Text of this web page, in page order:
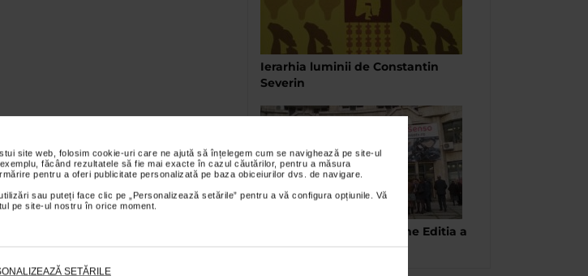
site web, folosim cookie-uri care ne ajută să înțelegem cum se navighează pe site-ul
făcând rezultatele să fie mai exacte în cazul căutărilor, pentru a măsura
pentru a oferi publicitate personalizată pe baza obiceiurilor dvs. de navigare.
sau puteți face clic pe „Personalizează setările” pentru a vă configura opțiunile. Vă
pe site-ul nostru în orice moment.
SETĂRILE
Ierarhia luminii de Constantin
Severin
Expozitia Poduri Europene Editia a